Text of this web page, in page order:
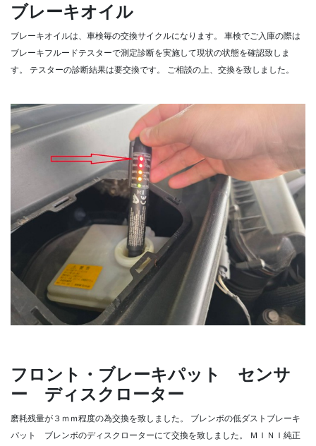
ブレーキオイル
ブレーキオイルは、車検毎の交換サイクルになります。
車検でご入庫の際は
ブレーキフルードテスターで測定診断を実施して現状の状態を確認致しま
す。
テスターの診断結果は要交換です。 ご相談の上、交換を致しました。
フロント・ブレーキパット センサ
ー ディスクローター
磨耗残量が３ｍｍ程度の為交換を致しました。
ブレンボの低ダストブレーキ
パット ブレンボのディスクローターにて交換を致しました。
ＭＩＮＩ純正